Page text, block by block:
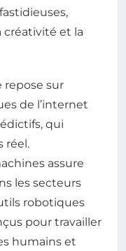
créativité et la
repose sur
de l’internet
qui
réel.
assure
les secteurs
robotiques
pour travailler
humains et